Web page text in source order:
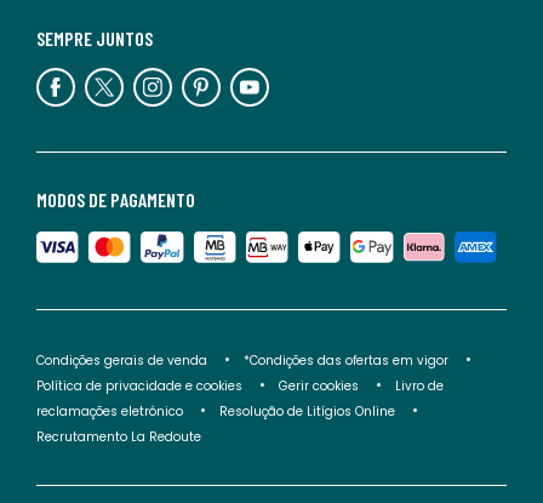
MODOS DE PAGAMENTO
SEMPRE JUNTOS
Condições gerais de venda
*Condições das ofertas em vigor
Política de privacidade e cookies
Gerir cookies
Livro de
reclamações eletrónico
Resolução de Litígios Online
Recrutamento La Redoute